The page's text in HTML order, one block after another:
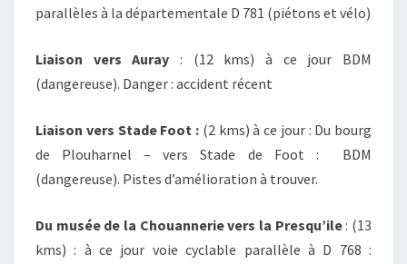
parallèles à la départementale D 781 (piétons et vélo)
Liaison vers Auray : (12 kms) à ce jour BDM
(dangereuse). Danger : accident récent
Liaison vers Stade Foot : (2 kms) à ce jour : Du bourg
de Plouharnel – vers Stade de Foot : BDM
(dangereuse). Pistes d’amélioration à trouver.
Du musée de la Chouannerie vers la Presqu’ile: (13
kms) : à ce jour voie cyclable parallèle à D 768 :